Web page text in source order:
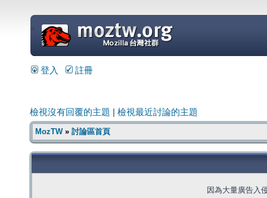
=
登入 註冊
檢視沒有回覆的主題 檢視最近討論的主題
MozTW» 討論區首頁
因為大量廣告入